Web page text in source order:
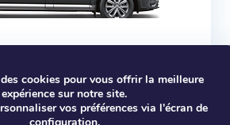
cookies pour vous offrir la meilleure
expérience sur notre site.
vos préférences via l'écran de